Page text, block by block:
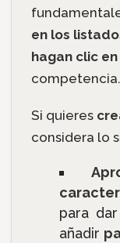
en los
hagan clic
competencia.
Si quieres
considera lo
para dar
añadir